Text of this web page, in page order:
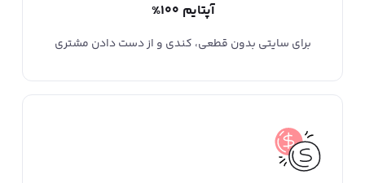
آپتایم 100%
برای سایتی بدون قطعی، کندی و از دست دادن مشتری